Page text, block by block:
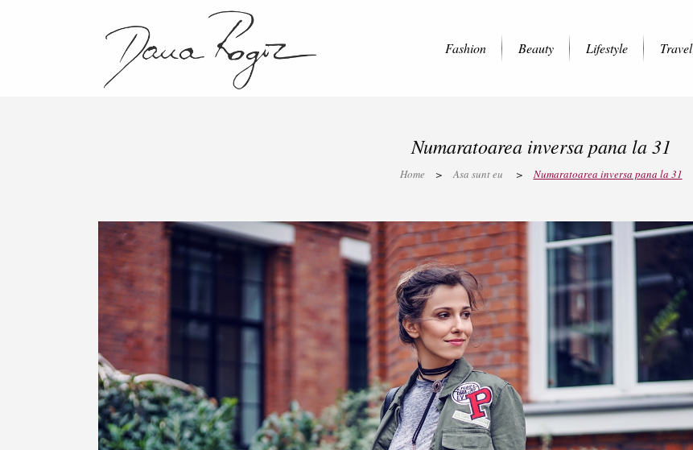
Fashion Beauty Lifestyle Travel
Numaratoarea inversa pana la 31
Home > Asa sunt eu > Numaratoarea inversa pana la 31